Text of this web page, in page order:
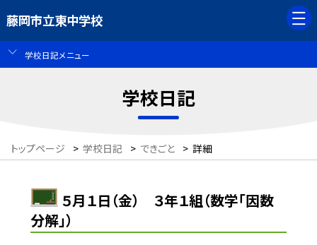
藤岡市立東中学校
学校日記メニュー
学校日記
トップページ > 学校日記 > できごと > 詳細
５月１日（金） ３年１組（数学「因数
分解」）